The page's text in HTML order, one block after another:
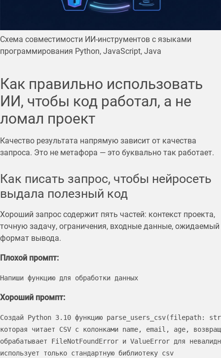
Схема совместимости ИИ-инструментов с языками
программирования Python, JavaScript, Java
Как правильно использовать
ИИ, чтобы код работал, а не
ломал проект
Качество результата напрямую зависит от качества
запроса. Это не метафора — это буквально так работает.
Как писать запрос, чтобы нейросеть
выдала полезный код
Хороший запрос содержит пять частей: контекст проекта,
точную задачу, ограничения, входные данные, ожидаемый
формат вывода.
Плохой промпт:
Напиши функцию для обработки данных
Хороший промпт:
Создай Python 3.10 функцию
которая читает CSV с колонками name, email, age,
обрабатывает FileNotFoundError и ValueError для
использует только стандартную библиотеку csv